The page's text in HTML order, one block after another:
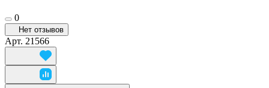
0
Нет отзывов
Арт. 21566